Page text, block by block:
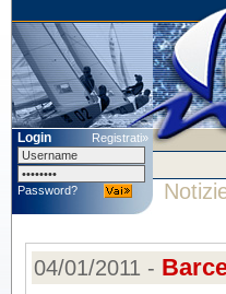
Login Registrati»
Password?
04/01/2011 -